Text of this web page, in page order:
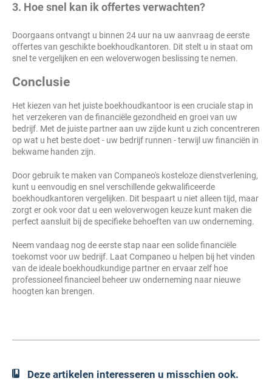
3. Hoe snel kan ik offertes verwachten?
Doorgaans ontvangt u binnen 24 uur na uw aanvraag de eerste
offertes van geschikte boekhoudkantoren. Dit stelt u in staat om
snel te vergelijken en een weloverwogen beslissing te nemen.
Conclusie
Het kiezen van het juiste boekhoudkantoor is een cruciale stap in
het verzekeren van de financiële gezondheid en groei van uw
bedrijf. Met de juiste partner aan uw zijde kunt u zich concentreren
op wat u het beste doet - uw bedrijf runnen - terwijl uw financiën in
bekwame handen zijn.
Door gebruik te maken van Companeo's kosteloze dienstverlening,
kunt u eenvoudig en snel verschillende gekwalificeerde
boekhoudkantoren vergelijken. Dit bespaart u niet alleen tijd, maar
zorgt er ook voor dat u een weloverwogen keuze kunt maken die
perfect aansluit bij de specifieke behoeften van uw onderneming.
Neem vandaag nog de eerste stap naar een solide financiële
toekomst voor uw bedrijf. Laat Companeo u helpen bij het vinden
van de ideale boekhoudkundige partner en ervaar zelf hoe
professioneel financieel beheer uw onderneming naar nieuwe
hoogten kan brengen.
Deze artikelen interesseren u misschien ook.